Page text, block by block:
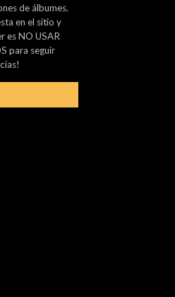
de álbumes.
en el sitio y
es NO USAR
para seguir